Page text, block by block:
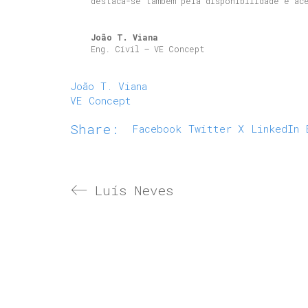
João T. Viana
Eng. Civil – VE Concept
João T. Viana
VE Concept
Share: Facebook Twitter X LinkedIn
Luís Neves